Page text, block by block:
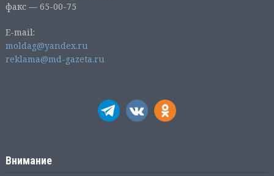
факс — 65-00-75
E-mail:
moldag@yandex.ru
reklama@md-gazeta.ru
Внимание